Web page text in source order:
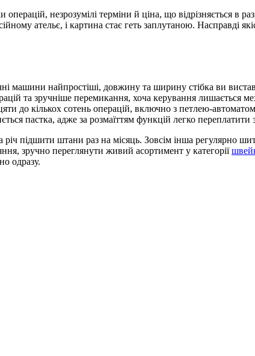
незрозумілі терміни й ціна, що відрізняється в
ательє, і картина стає геть заплутаною. Насправді
машини найпростіші, довжину та ширину стібка ви
та зручніше перемикання, хоча керування лишається
до кількох сотень операцій, включно з петлею-
пастка, адже за розмаїттям функцій легко переплатити
підшити штани раз на місяць. Зовсім інша регулярно
зручно переглянути живий асортимент у категорії
одразу.